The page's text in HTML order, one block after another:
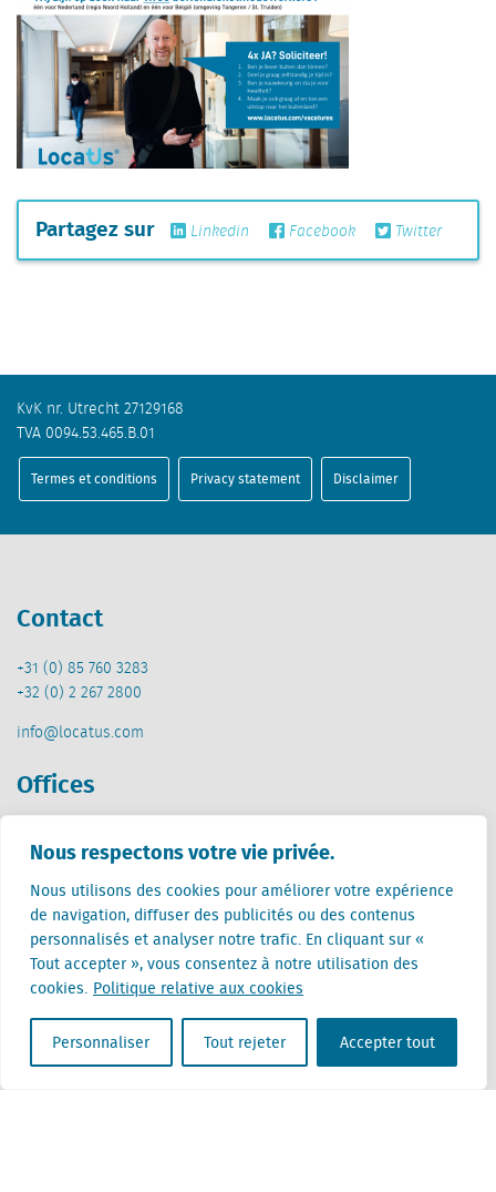
Nous respectons votre vie privée.
Nous utilisons des cookies pour améliorer votre expérience
de navigation, diffuser des publicités ou des contenus
personnalisés et analyser notre trafic. En cliquant sur «
Tout accepter », vous consentez à notre utilisation des
cookies. Politique relative aux cookies
Personnaliser Tout rejeter Accepter tout
Partagez sur Linkedin Facebook Twitter
KvK nr. Utrecht 27129168
TVA 0094.53.465.B.01
Termes et conditions Privacy statement Disclaimer
Contact
+31 (0) 85 760 3283
+32 (0) 2 267 2800
info@locatus.com
Offices
Creative Valley
Stationsplein 32
3511 ED Utrecht
Belgique
Rue Cantersteen 47
1000 Bruxelles